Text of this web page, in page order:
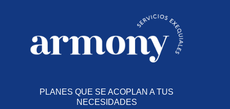
PLANES QUE SE ACOPLAN A TUS
NECESIDADES